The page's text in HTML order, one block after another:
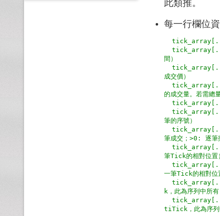
此類推。
每一行欄位
間）
成交價）
的成交量。若需總
筆的序號）
筆成交；>0: 逐
筆Tick的相對位置
一筆Tick的相對位
k，此為序列中所